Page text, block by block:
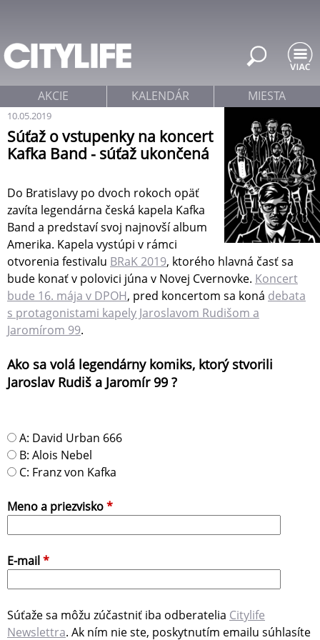
10.05.2019
Súťaž o vstupenky na koncert
Kafka Band - súťaž ukončená
Do Bratislavy po dvoch rokoch opäť
zavíta legendárna česká kapela Kafka
Band a predstaví svoj najnovší album
Amerika. Kapela vystúpi v rámci
otvorenia festivalu BRaK 2019, ktorého hlavná časť sa
bude konať v polovici júna v Novej Cvernovke. Koncert
bude 16. mája v DPOH, pred koncertom sa koná debata
s protagonistami kapely Jaroslavom Rudišom a
Jaromírom 99.
Ako sa volá legendárny komiks, ktorý stvorili
Jaroslav Rudiš a Jaromír 99 ?
O
d
p
v
*
A: David Urban 666
B: Alois Nebel
C: Franz von Kafka
Meno a priezvisko*
E-mail*
Súťaže sa môžu zúčastniť iba odberatelia Citylife
Newslettra. Ak ním nie ste, poskytnutím emailu súhlasíte
AKCIE KALENDÁR MIESTA